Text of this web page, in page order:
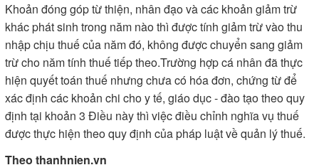
Khoản đóng góp từ thiện, nhân đạo và các khoản giảm trừ
khác phát sinh trong năm nào thì được tính giảm trừ vào thu
nhập chịu thuế của năm đó, không được chuyển sang giảm
trừ cho năm tính thuế tiếp theo.Trường hợp cá nhân đã thực
hiện quyết toán thuế nhưng chưa có hóa đơn, chứng từ để
xác định các khoản chi cho y tế, giáo dục - đào tạo theo quy
định tại khoản 3 Điều này thì việc điều chỉnh nghĩa vụ thuế
được thực hiện theo quy định của pháp luật về quản lý thuế.
Theo thanhnien.vn